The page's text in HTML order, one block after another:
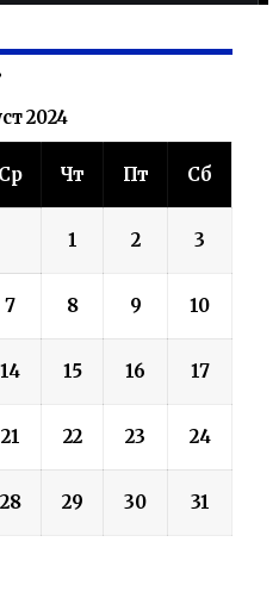
2024
Ср Чт Пт Сб
1 2 3
7 8 9 10
14 15 16 17
21 22 23 24
28 29 30 31